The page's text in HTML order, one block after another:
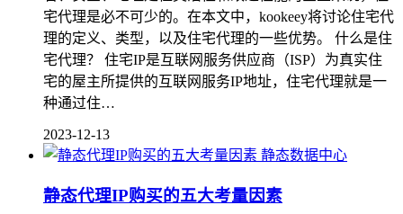
宅代理是必不可少的。在本文中，kookeey将讨论住宅代
理的定义、类型，以及住宅代理的⼀些优势。 什么是住
宅代理？ 住宅IP是互联网服务供应商（ISP）为真实住
宅的屋主所提供的互联⽹服务IP地址，住宅代理就是⼀
种通过住…
2023-12-13
静态数据中心
静态代理IP购买的五大考量因素